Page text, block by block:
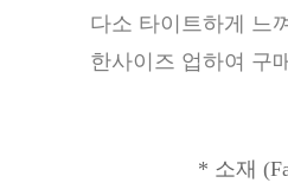
다소 타이트하게 느
한사이즈 업하여 구
* 소재